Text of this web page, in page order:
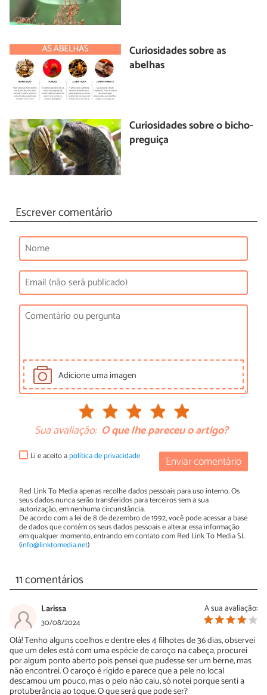
Curiosidades sobre as
abelhas
Curiosidades sobre o bicho-
preguiça
Escrever comentário
Adicione uma imagen
Sua avaliação: O que lhe pareceu o artigo?
Enviar comentário
Li e aceito apolítica de privacidade
Red Link To Media apenas recolhe dados pessoais para uso interno. Os
seus dados nunca serão transferidos para terceiros sem a sua
autorização, em nenhuma circunstância.
De acordo com a lei de 8 de dezembro de 1992, você pode acessar a base
de dados que contém os seus dados pessoais e alterar essa informação
em qualquer momento, entrando em contato com Red Link To Media SL
(info@linktomedia.net)
11 comentários
A sua avaliação:
Larissa
30/08/2024
Olá! Tenho alguns coelhos e dentre eles 4 filhotes de 36 dias, observei
que um deles está com uma espécie de caroço na cabeça, procurei
por algum ponto aberto pois pensei que pudesse ser um berne, mas
não encontrei. O caroço é rígido e parece que a pele no local
descamou um pouco, mas o pelo não caiu, só notei porque senti a
protuberância ao toque. O que será que pode ser?